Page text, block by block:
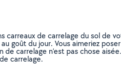
carreaux de carrelage du sol de
goût du jour. Vous aimeriez
carrelage n’est pas chose
carrelage.